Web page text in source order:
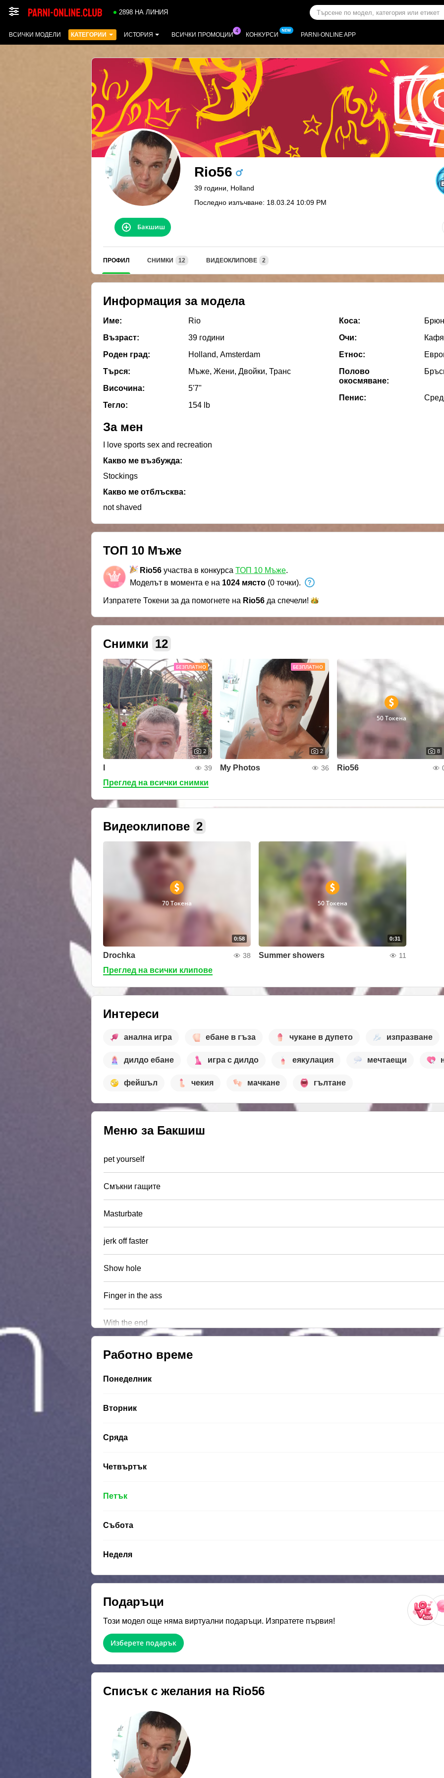
2898 НА ЛИНИЯ
ВСИЧКИ МОДЕЛИ КАТЕГОРИИ ИСТОРИЯ ВСИЧКИ ПРОМОЦИИ КОНКУРСИ PARNI-ONLINE APP
Rio56
39 години, Holland
Последно излъчване: 18.03.24 10:09 PM
Бакшиш
ПРОФИЛ СНИМКИ 12 ВИДЕОКЛИПОВЕ 2
Информация за модела
Име:
Rio
Възраст:
39 години
Роден град:
Holland, Amsterdam
Търся:
Мъже, Жени, Двойки, Транс
Височина:
5'7"
Тегло:
154 lb
Коса:
Очи:
Етнос:
Полово
окосмяване:
Пенис:
За мен
I love sports sex and recreation
Какво ме възбужда:
Stockings
Какво ме отблъсква:
not shaved
ТОП 10 Мъже
Rio56 участва в конкурса ТОП 10 Мъже.
Моделът в момента е на 1024 място (0 точки).
Изпратете Токени за да помогнете на Rio56 да спечели!
Снимки 12
БЕЗПЛАТНО
2
39
БЕЗПЛАТНО
2
My Photos 36
50 Токена
8
Rio56
Преглед на всички снимки
Видеоклипове 2
0:58
70 Токена
Drochka 38
0:31
50 Токена
Summer showers 11
Преглед на всички клипове
Интереси
анална игра ебане в гъза чукане в дупето изпразване
дилдо ебане игра с дилдо еякулация мечтаещи
фейшъл чекия мачкане гълтане
Меню за Бакшиш
pet yourself
Смъкни гащите
Masturbate
jerk off faster
Show hole
Finger in the ass
With the end
Работно време
Понеделник
Вторник
Сряда
Четвъртък
Петък
Събота
Неделя
Подаръци
Този модел още няма виртуални подаръци. Изпратете първия!
Изберете подарък
Списък с желания на Rio56